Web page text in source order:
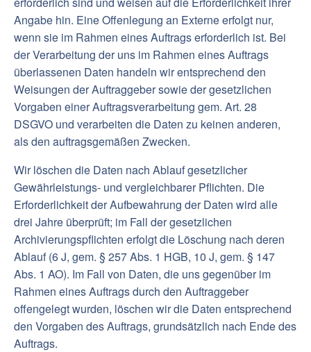
Angabe hin. Eine Offenlegung an Externe erfolgt nur,
wenn sie im Rahmen eines Auftrags erforderlich ist. Bei
der Verarbeitung der uns im Rahmen eines Auftrags
überlassenen Daten handeln wir entsprechend den
Weisungen der Auftraggeber sowie der gesetzlichen
Vorgaben einer Auftragsverarbeitung gem. Art. 28
DSGVO und verarbeiten die Daten zu keinen anderen,
als den auftragsgemäßen Zwecken.
Wir löschen die Daten nach Ablauf gesetzlicher
Gewährleistungs- und vergleichbarer Pflichten. Die
Erforderlichkeit der Aufbewahrung der Daten wird alle
drei Jahre überprüft; im Fall der gesetzlichen
Archivierungspflichten erfolgt die Löschung nach deren
Ablauf (6 J, gem. § 257 Abs. 1 HGB, 10 J, gem. § 147
Abs. 1 AO). Im Fall von Daten, die uns gegenüber im
Rahmen eines Auftrags durch den Auftraggeber
offengelegt wurden, löschen wir die Daten entsprechend
den Vorgaben des Auftrags, grundsätzlich nach Ende des
Auftrags.